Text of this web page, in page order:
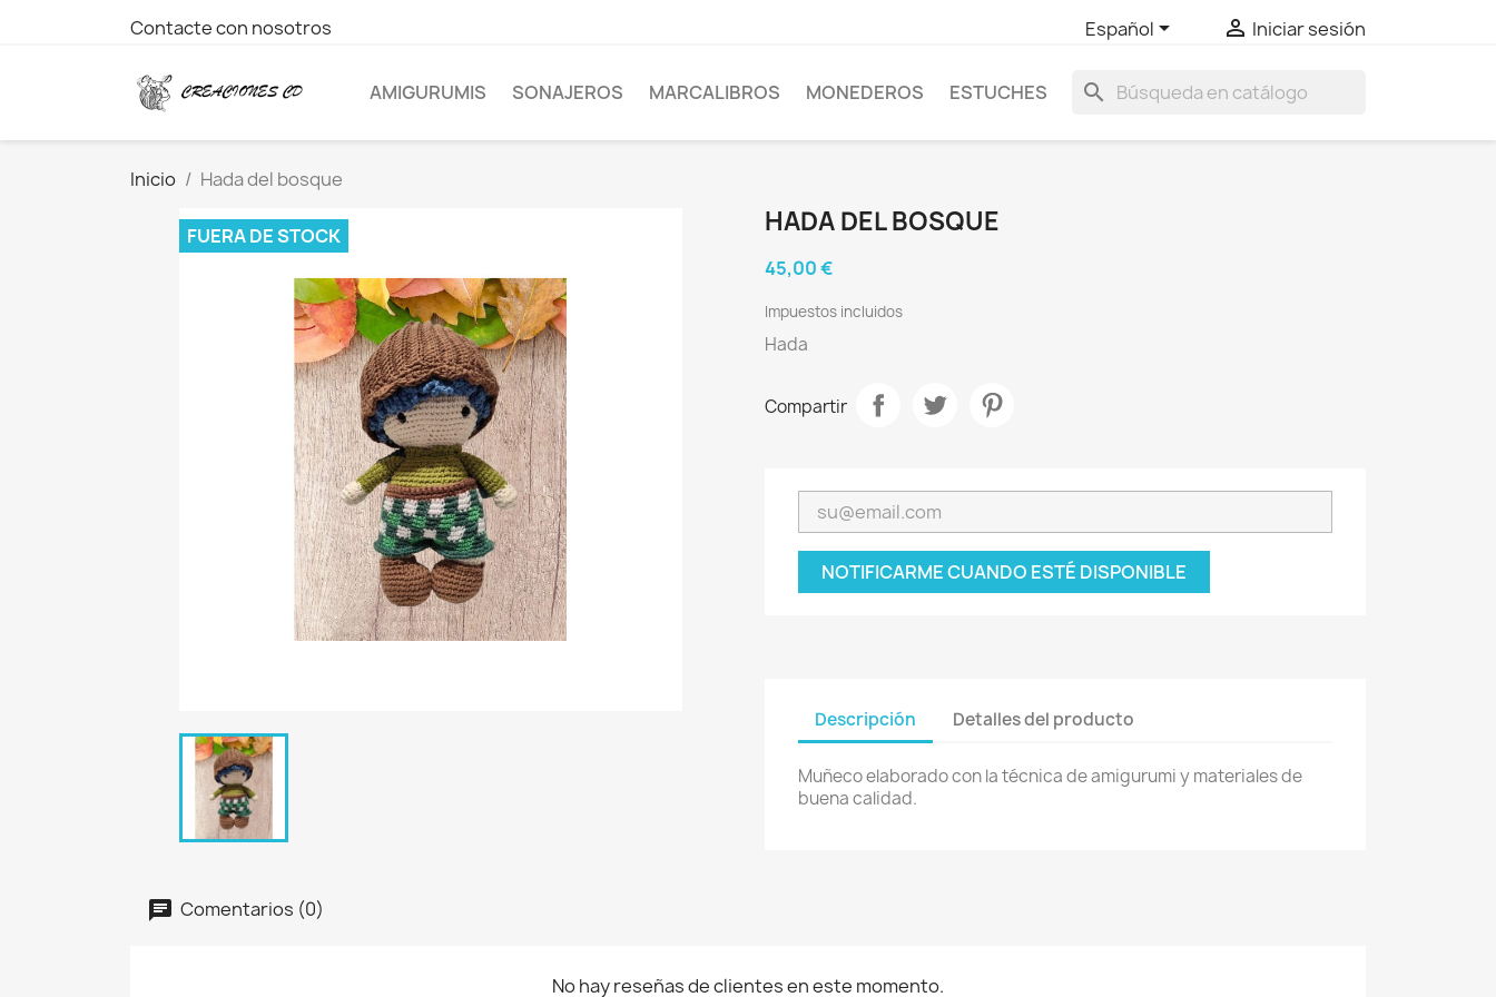
Contacte con nosotros Español  Iniciar sesión
AMIGURUMIS SONAJEROS MARCALIBROS MONEDEROS ESTUCHES search
Inicio Hada del bosque
FUERA DE STOCK HADA DEL BOSQUE
45,00 €
Impuestos incluidos
Hada
Compartir
NOTIFICARME CUANDO ESTÉ DISPONIBLE
Descripción Detalles del producto
Muñeco elaborado con la técnica de amigurumi y materiales de
buena calidad.
Comentarios (0)
No hay reseñas de clientes en este momento.